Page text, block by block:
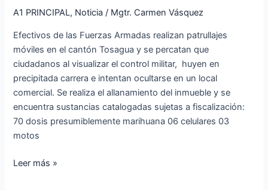
A1 PRINCIPAL, Noticia / Mgtr. Carmen Vásquez
Efectivos de las Fuerzas Armadas realizan patrullajes
móviles en el cantón Tosagua y se percatan que
ciudadanos al visualizar el control militar, huyen en
precipitada carrera e intentan ocultarse en un local
comercial. Se realiza el allanamiento del inmueble y se
encuentra sustancias catalogadas sujetas a fiscalización:
70 dosis presumiblemente marihuana 06 celulares 03
motos
con
droga
Leer más »